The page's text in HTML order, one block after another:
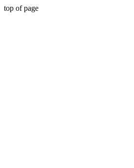
top of page